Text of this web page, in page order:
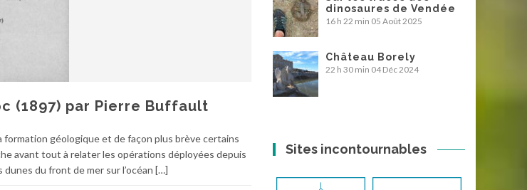
(1897) par Pierre Buffault
géologique et de façon plus brève certains
avant tout à relater les opérations déployées depuis
du front de mer sur l’océan […]
dinosaures de Vendée
16 h 22 min 05 Août 2025
Château Borely
22 h 30 min 04 Déc 2024
Sites incontournables